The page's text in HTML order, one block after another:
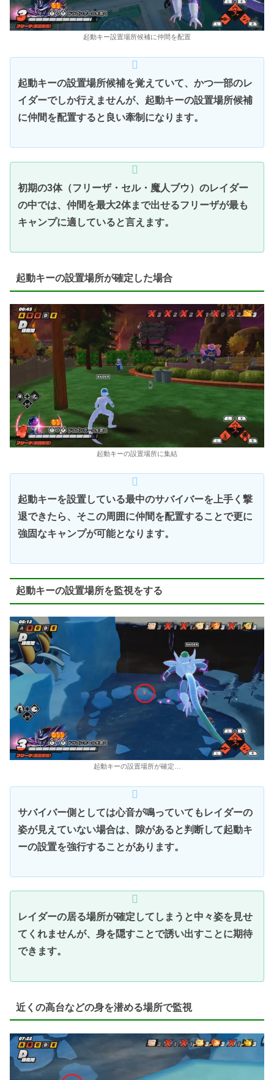
起動キー設置場所候補に仲間を配置
起動キーの設置場所候補を覚えていて、かつ一部のレ
イダーでしか行えませんが、起動キーの設置場所候補
に仲間を配置すると良い牽制になります。
初期の3体（フリーザ・セル・魔人ブウ）のレイダー
の中では、仲間を最大2体まで出せるフリーザが最も
キャンプに適していると言えます。
起動キーの設置場所が確定した場合
起動キーの設置場所に集結
起動キーを設置している最中のサバイバーを上手く撃
退できたら、そこの周囲に仲間を配置することで更に
強固なキャンプが可能となります。
起動キーの設置場所を監視をする
起動キーの設置場所が確定…
サバイバー側としては心音が鳴っていてもレイダーの
姿が見えていない場合は、隙があると判断して起動キ
ーの設置を強行することがあります。
レイダーの居る場所が確定してしまうと中々姿を見せ
てくれませんが、身を隠すことで誘い出すことに期待
できます。
近くの高台などの身を潜める場所で監視